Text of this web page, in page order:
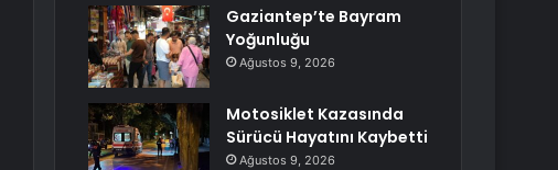
Gaziantep’te Bayram
Yoğunluğu
Ağustos 9, 2026
Motosiklet Kazasında
Sürücü Hayatını Kaybetti
Ağustos 9, 2026